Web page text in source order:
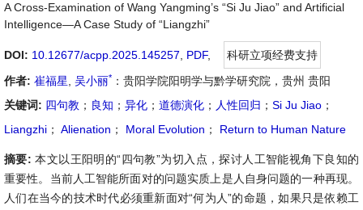
A Cross-Examination of Wang Yangming’s “Si Ju Jiao” and Artificial
Intelligence—A Case Study of “Liangzhi”
DOI: 10.12677/acpp.2025.145257 PDF,
科研立项经费支持
作者: 崔福星 吴小丽* ：贵阳学院阳明学与黔学研究院，贵州 贵阳
关键词: 四句教 ； 良知 ； 异化 ； 道德演化 ； 人性回归 ； Si Ju Jiao ；
Liangzhi ； Alienation ； Moral Evolution ； Return to Human Nature
摘要:本文以王阳明的“四句教”为切入点，探讨人工智能视角下良知的
重要性。当前人工智能所面对的问题实质上是人自身问题的一种再现。
人们在当今的技术时代必须重新面对“何为人”的命题，如果只是依赖工